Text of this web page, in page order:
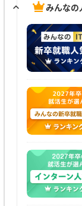
みんなの